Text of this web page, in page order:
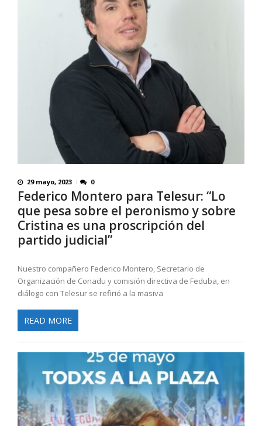
29 mayo, 2023 0
Federico Montero para Telesur: “Lo
que pesa sobre el peronismo y sobre
Cristina es una proscripción del
partido judicial”
Nuestro compañero Federico Montero, Secretario de
Organización de Conadu y comisión directiva de Feduba, en
diálogo con Telesur se refirió a la masiva
READ MORE